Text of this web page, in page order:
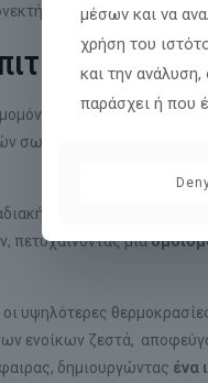
των
του κάτω μέρους
σωληνώσεων, που
θέρμανση του
πετυχαίνοντας μια
υψηλότερες
ενοίκων ζεστά,
δημιουργώντας ένα
μέσων και να
χρήση του
και την
παράσχει ή που